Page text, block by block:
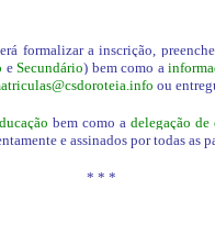
formalizar a inscrição,
eSecundário) bem como a
ou
bem como a delegação de
e assinados por todas as
* * *